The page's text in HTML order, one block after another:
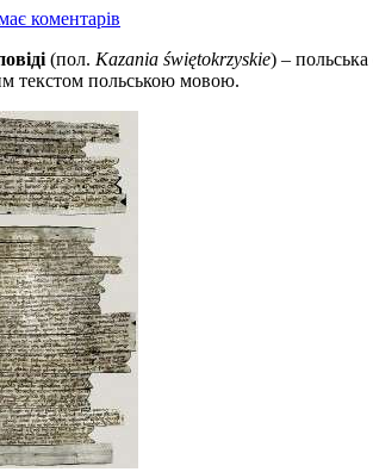
коментарів
(пол. Kazania świętokrzyskie) –
текстом польською мовою.